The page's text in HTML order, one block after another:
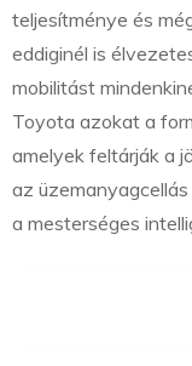
teljesítménye és
eddiginél is
mobilitást
Toyota azokat a
amelyek feltárják a
az
a mesterséges